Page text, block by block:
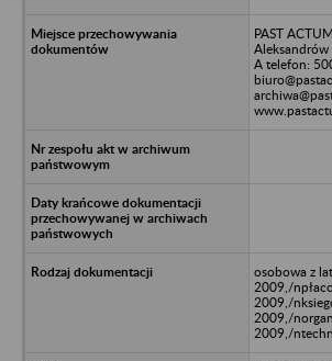
PAST
Aleksandrów
A telefon:
osobowa z
2009,/
2009,/
2009,/
2009,/